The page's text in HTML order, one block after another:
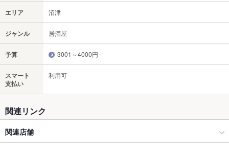
エリア 沼津
ジャンル 居酒屋
予算 3001～4000円
スマート
支払い
利用可
関連リンク
関連店舗